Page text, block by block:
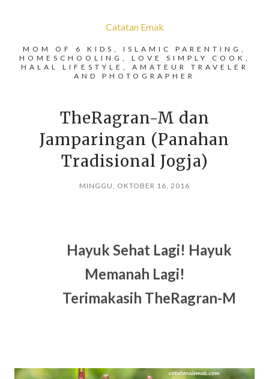
Catatan Emak
MOM OF 6 KIDS, ISLAMIC PARENTING,
HOMESCHOOLING, LOVE SIMPLY COOK,
HALAL LIFESTYLE, AMATEUR TRAVELER
AND PHOTOGRAPHER
TheRagran-M dan
Jamparingan (Panahan
Tradisional Jogja)
MINGGU, OKTOBER 16, 2016
Hayuk Sehat Lagi! Hayuk
Memanah Lagi!
Terimakasih TheRagran-M